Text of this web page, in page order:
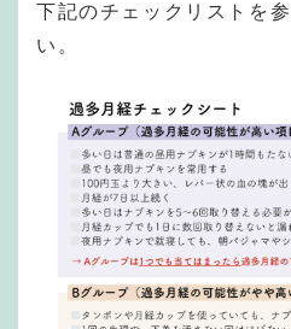
下記のチェックリストを
い。